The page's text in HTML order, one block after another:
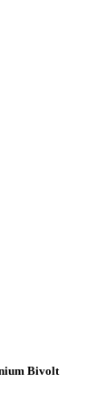
Bivolt